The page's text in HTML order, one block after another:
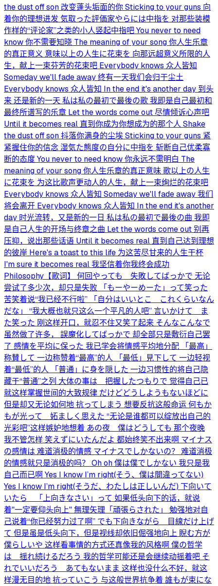
the dust off son 改变蓬头垢面的你 Sticking to your guns 向
着你的理想进发 気取った評価家やらには中指を 对那些装模
作样的“评论家”之类的小人竖起中指吧 You never to need
know 你不需要知晓 The meaning of your song 你人生乐章
的真正意义 意味以上の人生に花束を 向那远超意义所限的人
生，献上一束芬芳的花束吧 Everybody knows 众人皆知
Someday we'll fade away 终有一天我们会归于尘土
Everybody knows 众人皆知 In the end it's another day 到头
来 还是新的一天 私は私の最初で最後の歌 我即是自己最初和
最终所谱写的乐章 Let the words come out 尽情倾诉心声吧
Until it becomes real 直到你成为你想成为的那个人 Shake
the dust off son 抖落你满身的尘埃 Sticking to your guns 紧
紧握住你的信念 湿気た態度の自分に中指を 斩断自己优柔寡
断的态度 You never to need know 你永远不需明白 The
meaning of your song 你人生乐章的真正意味 歌以上の人生
に花束を 为这比歌声更动人的人生，献上一束绚烂的花束吧
Everybody knows 众人皆知 Someday we'll fade away 我们
将会离开 Everybody knows 众人皆知 In the end it's another
day 时光流转，又是新的一日 私は私の最初で最後の曲 我即
是自己人生的开场与终章之曲 Let the words come out 别再
压抑，说出那些话语 Until it becomes real 直到自己达到理想
的彼岸 Here's a toast to this life 为这苦尽甘来的人生干杯
I'm sure it becomes real 我坚信着你我终会成功
Philosophy【歌词】 何回やっても 失敗してばっかで 无论
尝试了多少次，却只是失败 「もーやーめーた」って笑った
苦笑着说“我已经不行啦” 「自分はいいとこ これくらいなん
だな」 “我大概也就只这么一个平凡的人吧” 言いかけて ま
た笑った 刚这样开口，就忍不住又笑了起来 そんなこんなで
虽然做了许多， 誤魔化してばっかで 却全部只是敷衍自己罢
了 感情を平均に保った 我已学会将情感平均地分配 「最高」
称賛して 一边称赞着“最高”的人 「最低」見下して 一边轻视
着“最低”的人 「普通」に身を隠した 一边习惯性的将自己隐
藏于“普通”之列 大体の事は 把握したつもりで 觉得自己已
就这样掌握世间的大致规律 だけどどうしようもないほどに
但是却又无论如何地 抗ってしまう 想要反抗这般命运 何もか
もが光って 妬ましく思えた “无论是谁都可以绽放出自己的
光彩吧”这样嫉妒地想着 あの夜 僕はどうしても 那个夜晚
我不管怎样 笑えずにいたんだよ 都始终笑不出来啊 マイナス
の感情は 难道消极的情感 マイナスでしかないの？ 难道消极
的情感就只是消极的吗？ Oh oh 僕は僕でしかない 我只是我
自己而已啊 Yes I know I’m right(そう、僕は間違ってない)
Yes I know I’m right(そうだ、わたしは正しいんだ) 下向いて
いたら 「上向きなさい」って 如果低头向下的话，就说
着"一定要仰头向上" 無理矢理「頑張らされた」 勉强地对自
己说着“你已经努力过了啊” でも下向きながら 目線だけ上げ
て 但是虽是低头向下，但是视线却依旧倔强地向上 睨む方が
僕らしいや 这样看事情的方式还真像我的风格啊 僕の哲学
は 揺れ続けるだろう 我的哲学可能还是会继续动摇着吧 そ
れでいいだろう あてもないまま 这样也没什么不好，就这
样漫无目的地 抗っていこう 与这般世界抗争着 誰もが束にな